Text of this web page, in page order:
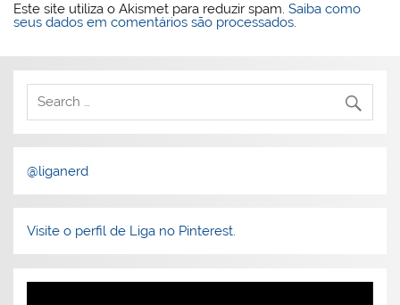
Este site utiliza o Akismet para reduzir spam.Saiba como
seus dados em comentários são processados.
@liganerd
Visite o perfil de Liga no Pinterest.
Tocador